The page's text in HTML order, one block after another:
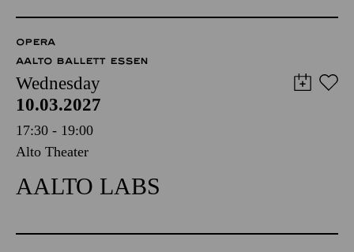
OPERA
AALTO BALLETT ESSEN
Wednesday
10.03.2027
17:30 - 19:00
Alto Theater
AALTO LABS